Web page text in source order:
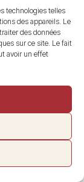
technologies telles
des appareils. Le
des données
sur ce site. Le fait
avoir un effet
«
ou toute
origine
leur
et
comporter
situés